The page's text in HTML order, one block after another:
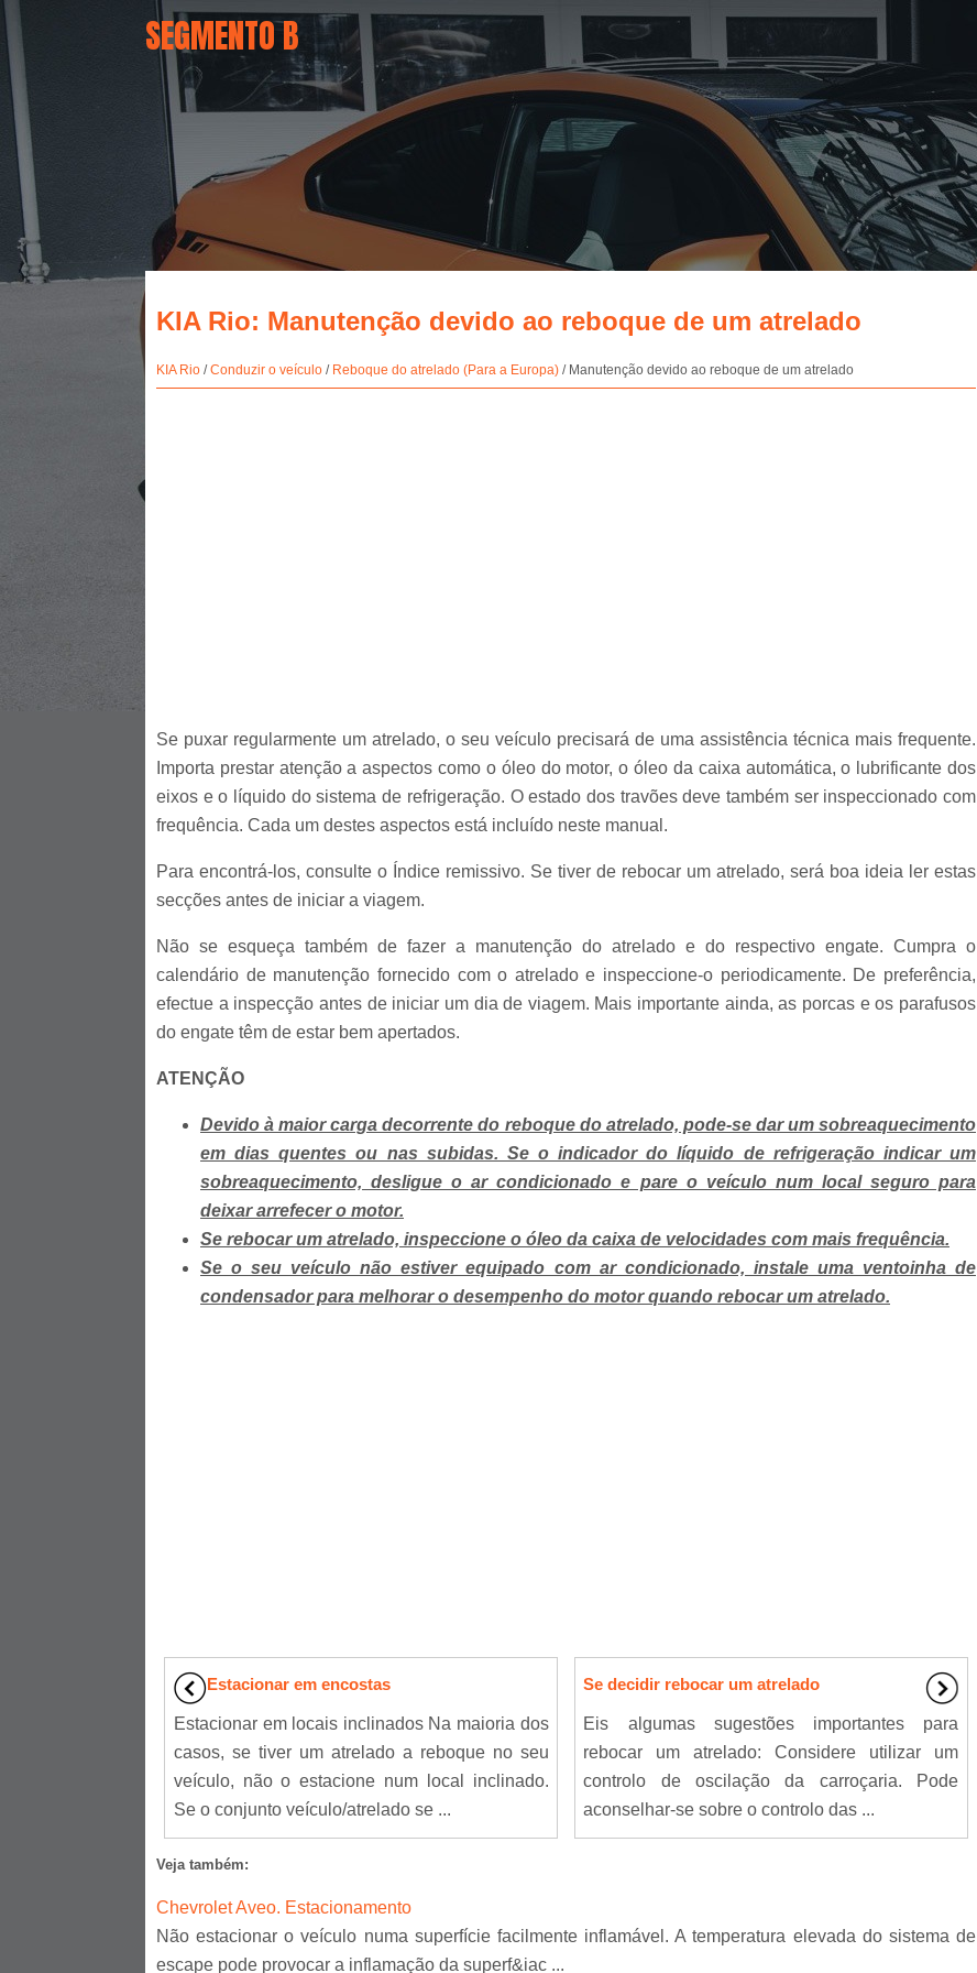
SEGMENTO B
KIA Rio: Manutenção devido ao reboque de um atrelado
KIA Rio /Conduzir o veículo / Reboque do atrelado (Para a Europa) / Manutenção devido ao reboque de um atrelado
Se puxar regularmente um atrelado, o seu veículo precisará de uma assistência técnica mais frequente.
Importa prestar atenção a aspectos como o óleo do motor, o óleo da caixa automática, o lubrificante dos
eixos e o líquido do sistema de refrigeração. O estado dos travões deve também ser inspeccionado com
frequência. Cada um destes aspectos está incluído neste manual.
Para encontrá-los, consulte o Índice remissivo. Se tiver de rebocar um atrelado, será boa ideia ler estas
secções antes de iniciar a viagem.
Não se esqueça também de fazer a manutenção do atrelado e do respectivo engate. Cumpra o
calendário de manutenção fornecido com o atrelado e inspeccione-o periodicamente. De preferência,
efectue a inspecção antes de iniciar um dia de viagem. Mais importante ainda, as porcas e os parafusos
do engate têm de estar bem apertados.
ATENÇÃO
Devido à maior carga decorrente do reboque do atrelado, pode-se dar um sobreaquecimento
em dias quentes ou nas subidas. Se o indicador do líquido de refrigeração indicar um
sobreaquecimento, desligue o ar condicionado e pare o veículo num local seguro para
deixar arrefecer o motor.
Se rebocar um atrelado, inspeccione o óleo da caixa de velocidades com mais frequência.
Se o seu veículo não estiver equipado com ar condicionado, instale uma ventoinha de
condensador para melhorar o desempenho do motor quando rebocar um atrelado.
Estacionar em encostas
Estacionar em locais inclinados Na maioria dos
casos, se tiver um atrelado a reboque no seu
veículo, não o estacione num local inclinado.
Se o conjunto veículo/atrelado se ...
Se decidir rebocar um atrelado
Eis algumas sugestões importantes para
rebocar um atrelado: Considere utilizar um
controlo de oscilação da carroçaria. Pode
aconselhar-se sobre o controlo das ...
Veja também:
Chevrolet Aveo. Estacionamento
Não estacionar o veículo numa superfície facilmente inflamável. A temperatura elevada do sistema de
escape pode provocar a inflamação da superf&iac ...